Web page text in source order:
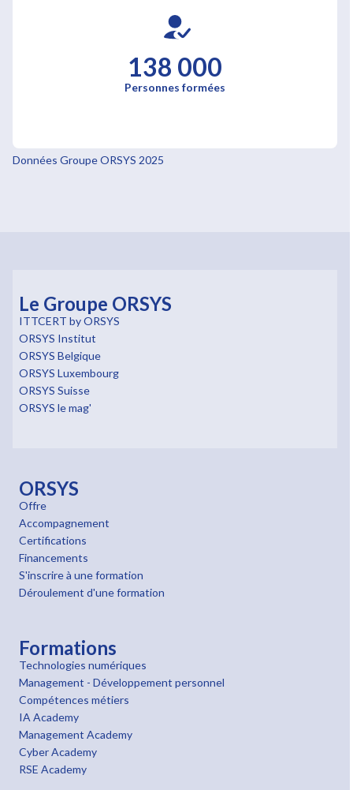
138 000
Personnes formées
Données Groupe ORSYS 2025
Le Groupe ORSYS
ITTCERT by ORSYS
ORSYS Institut
ORSYS Belgique
ORSYS Luxembourg
ORSYS Suisse
ORSYS le mag'
ORSYS
Offre
Accompagnement
Certifications
Financements
S'inscrire à une formation
Déroulement d'une formation
Formations
Technologies numériques
Management - Développement personnel
Compétences métiers
IA Academy
Management Academy
Cyber Academy
RSE Academy